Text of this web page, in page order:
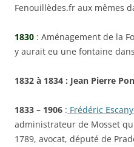
Fenouillèdes.fr aux mêmes
1830 : Aménagement de la
y aurait eu une fontaine
1832 à 1834 : Jean Pierre
1833 – 1906 : Frédéric
administrateur de Mosset
1789, avocat, député de